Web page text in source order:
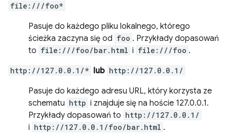
file:///foo*
Pasuje do każdego pliku lokalnego, którego
ścieżka zaczyna się od foo . Przykłady dopasowań
to file:///foo/bar.html i file:///foo .
http://127.0.0.1/* lub http://127.0.0.1/
Pasuje do każdego adresu URL, który korzysta ze
schematu http i znajduje się na hoście 127.0.0.1.
Przykłady dopasowań to http://127.0.0.1/
i http://127.0.0.1/foo/bar.html .